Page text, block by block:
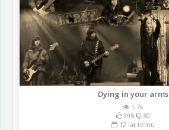
Dying in your arms
1.7k
395
30
12 lat temu